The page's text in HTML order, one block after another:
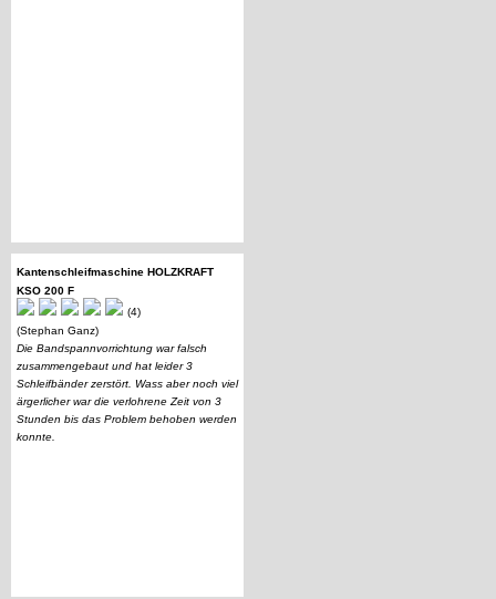
Kantenschleifmaschine HOLZKRAFT
KSO 200 F
(4)
(Stephan Ganz)
Die Bandspannvorrichtung war falsch
zusammengebaut und hat leider 3
Schleifbänder zerstört. Wass aber noch viel
ärgerlicher war die verlohrene Zeit von 3
Stunden bis das Problem behoben werden
konnte.